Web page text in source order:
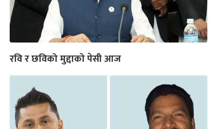
रवि र छविको मुद्दाको पेसी आज